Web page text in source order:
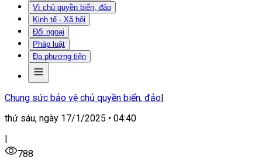
Vì chủ quyền biển, đảo
Kinh tế - Xã hội
Đối ngoại
Pháp luật
Đa phương tiện
Chung sức bảo vệ chủ quyền biển, đảo|
thứ sáu, ngày 17/1/2025 • 04:40
|
788